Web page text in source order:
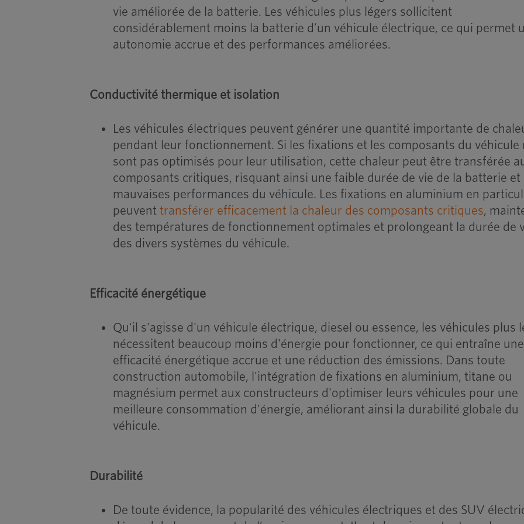
vie améliorée de la batterie. Les véhicules plus légers sollicitent
considérablement moins la batterie d’un véhicule électrique, ce qui permet
autonomie accrue et des performances améliorées.
Conductivité thermique et isolation
Les véhicules électriques peuvent générer une quantité importante de
pendant leur fonctionnement. Si les fixations et les composants du véhicule
sont pas optimisés pour leur utilisation, cette chaleur peut être transférée
composants critiques, risquant ainsi une faible durée de vie de la batterie et
mauvaises performances du véhicule. Les fixations en aluminium en
peuventtransférer efficacement la chaleur des composants critiques,
des températures de fonctionnement optimales et prolongeant la durée de
des divers systèmes du véhicule.
Efficacité énergétique
Qu'il s'agisse d'un véhicule électrique, diesel ou essence, les véhicules plus
nécessitent beaucoup moins d'énergie pour fonctionner, ce qui entraîne une
efficacité énergétique accrue et une réduction des émissions. Dans toute
construction automobile, l'intégration de fixations en aluminium, titane ou
magnésium permet aux constructeurs d'optimiser leurs véhicules pour une
meilleure consommation d'énergie, améliorant ainsi la durabilité globale du
véhicule.
Durabilité
De toute évidence, la popularité des véhicules électriques et des SUV